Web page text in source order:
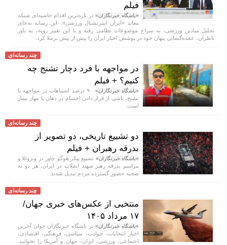
فیلم
«باشگاه خبرنگاران»در تازه‌ترین اقدام حاشیه‌ای شبکه
معاند «ایران اینترنشنال ورزشی»، این رسانه به‌جای
تحلیل میادین ورزشی، به سراغ موضوعات نظامی رفته و با این تغییر رویه، به باور
ناظران، عقده‌گشایی پنهان خود در پوشش اخبار ایران را بیش از پیش برملا کرد.
چند رسانه‌ای
در مواجهه با فرد دچار تشنج چه
کنیم؟ + فیلم
«باشگاه خبرنگاران»
۹۰ درصد اشتباهات در مواجهه با
تشنج، ناشی از قرار دادن اجسام در دهان یا مهار بیمار
است.
چند رسانه‌ای
دو تشییع تاریخی، دو تصویر از
بدرقه رهبران + فیلم
«باشگاه خبرنگاران» تشییع پیکر هوگو چاوز در ونزوئلا و
مراسم بدرقه رهبر شهید انقلاب در ایران، هر دو به
صحنه حضور گسترده مردم تبدیل شدند.
چند رسانه‌ای
منتخبی از عکس‌های خبری جهان/
۱۷ مرداد ۱۴۰۵
«باشگاه خبرنگاران»در باشگاه خبرنگاران جوان آخرین
اخبار انتخابات، حوادث، سیاسی، فرهنگی، اقتصادی،
اجتماعی، ورزشی، ایران، جهان و آمریکا را بخوانید.